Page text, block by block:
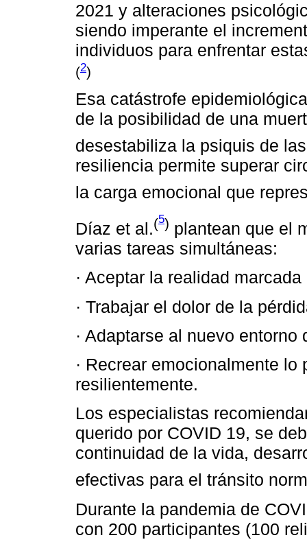
2021 y alteraciones
siendo imperante el
individuos para enfrentar
(2)
Esa catástrofe
de la posibilidad de una
desestabiliza la psiquis de
resiliencia permite superar
la carga emocional que
Díaz et al.(5) plantean que el
varias tareas simultáneas:
· Aceptar la realidad
· Trabajar el dolor de la
· Adaptarse al nuevo
· Recrear emocionalmente
resilientemente.
Los especialistas
querido por COVID 19, se
continuidad de la vida,
efectivas para el tránsito
Durante la pandemia de
con 200 participantes (100